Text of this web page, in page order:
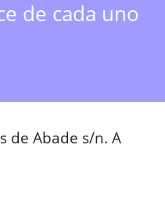
de cada uno
de Abade s/n. A